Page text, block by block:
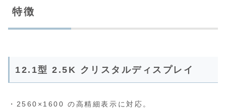
特徴
12.1型 2.5K クリスタルディスプレイ
・2560×1600 の高精細表示に対応。